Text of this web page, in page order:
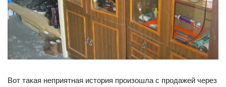
Вот такая неприятная история произошла с продажей через